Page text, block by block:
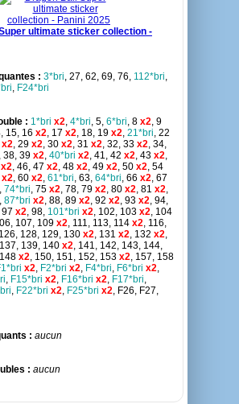
ultimate sticker collection -
: 3*bri, 27, 62, 69, 76, 112*bri,
, F24*bri
: 1*bri x2, 4*bri, 5, 6*bri, 8 x2, 9
15, 16 x2, 17 x2, 18, 19 x2, 21*bri, 22
x2, 29 x2, 30 x2, 31 x2, 32, 33 x2, 34,
38, 39 x2, 40*bri x2, 41, 42 x2, 43 x2,
x2, 46, 47 x2, 48 x2, 49 x2, 50 x2, 54
x2, 60 x2, 61*bri, 63, 64*bri, 66 x2, 67
, 74*bri, 75 x2, 78, 79 x2, 80 x2, 81 x2,
, 87*bri x2, 88, 89 x2, 92 x2, 93 x2, 94,
97 x2, 98, 101*bri x2, 102, 103 x2, 104
107, 109 x2, 111, 113, 114 x2, 116,
128, 129, 130 x2, 131 x2, 132 x2,
139, 140 x2, 141, 142, 143, 144,
x2, 150, 151, 152, 153 x2, 157, 158
x2, F2*bri x2, F4*bri, F6*bri x2,
, F15*bri x2, F16*bri x2, F17*bri,
, F22*bri x2, F25*bri x2, F26, F27,
: aucun
: aucun